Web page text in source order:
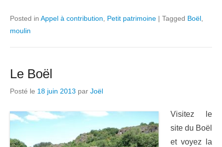
Posted in Appel à contribution Petit patrimoine | Tagged Boël
moulin
Le Boël
Posté le 18 juin 2013 par Joël
Visitez le
site du Boël
et voyez la